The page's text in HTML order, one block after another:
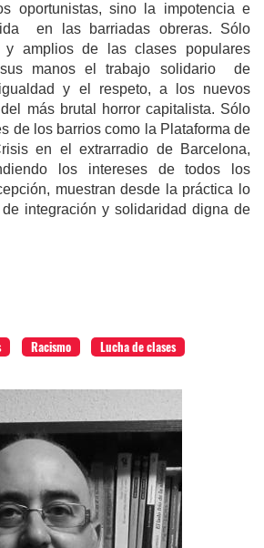
oportunistas, sino la impotencia e
en las barriadas obreras. Sólo
y amplios de las clases populares
manos el trabajo solidario de
y el respeto, a los nuevos
más brutal horror capitalista. Sólo
de los barrios como la Plataforma de
en el extrarradio de Barcelona,
los intereses de todos los
muestran desde la práctica lo
integración y solidaridad digna de
Racismo
Lucha de clases